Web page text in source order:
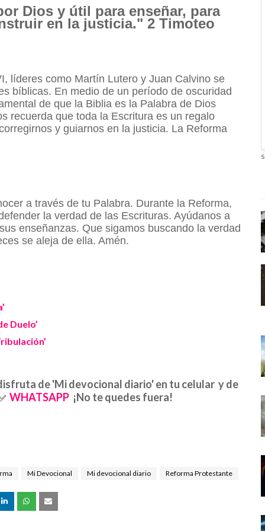
Dios y útil para enseñar, para
en la justicia." 2 Timoteo
líderes como Martín Lutero y Juan Calvino se
bíblicas. En medio de un período de oscuridad
de que la Biblia es la Palabra de Dios
recuerda que toda la Escritura es un regalo
y guiarnos en la justicia. La Reforma
a través de tu Palabra. Durante la Reforma,
la verdad de las Escrituras. Ayúdanos a
enseñanzas. Que sigamos buscando la verdad
se aleja de ella. Amén.
Duelo’
de 'Mi devocional diario' en tu celular y de
WHATSAPP ¡No te quedes fuera!
Mi Devocional Mi devocional diario Reforma Protestante